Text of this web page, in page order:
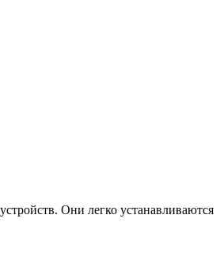
Они легко устанавливаются